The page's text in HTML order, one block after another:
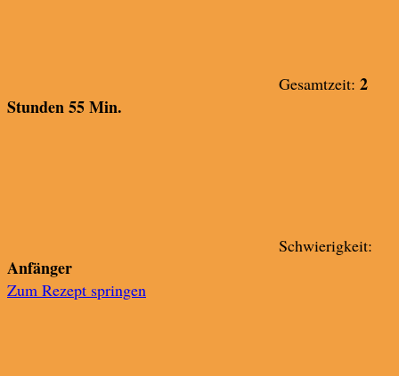
Gesamtzeit: 2
Stunden 55 Min.
Schwierigkeit:
Anfänger
Zum Rezept springen